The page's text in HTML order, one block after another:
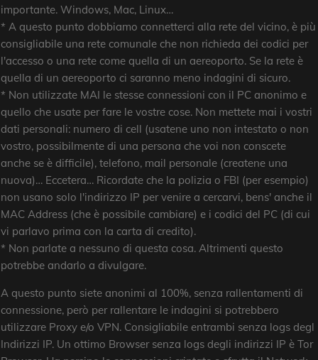
importante. Windows, Mac, Linux…
* A questo punto dobbiamo connetterci alla rete del vicino, è più
consigliabile una rete comunale che non richieda dei codici per
l'accesso o una rete come quella di un aereoporto. Se la rete è
quella di un aereoporto ci saranno meno indagini di sicuro.
* Non utilizzate MAI le stesse connessioni con il PC anonimo e
quello che usate per fare le vostre cose. Non mettete mai i vostri
dati personali: numero di cell (usatene uno non intestato o non
vostro, possibilmente di una persona che voi non conscete
anche se è difficile), telefono, mail personale (createne una
nuova)… Eccetera… Ricordate che la polizia o FBI (per esempio)
non usano solo l'indirizzo IP per venire a cercarvi, bens' anche il
MAC Address (che è possibile cambiare) e i codici del PC (di cui
vi parlavo prima con la carta di credito).
* Non parlate a nessuno di questa cosa. Altrimenti questo
potrebbe andarlo a divulgare.
A questo punto siete anonimi al 100%, senza rallentamenti di
connessione, però per rallentare le indagini si potrebbero
utilizzare Proxy e/o VPN. Consigliabile entrambi senza logs degl
Indirizzi IP. Un ottimo Browser senza logs degli indirizzi IP è Tor